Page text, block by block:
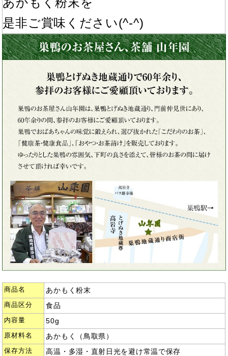
是非ご賞味ください(^-^)
商品名 あかもく粉末
商品区分 食品
内容量 50g
原材料名 あかもく（鳥取県）
保存方法 高温・多湿・直射日光を避け常温で保存